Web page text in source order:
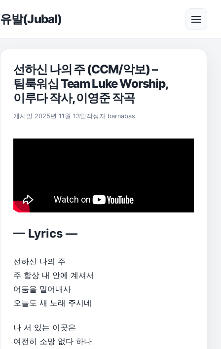
유발(Jubal) 메뉴
선하신 나의 주 (CCM/악보) –
팀룩워십 Team Luke Worship,
이루다 작사, 이영준 작곡
게시일 2025년 11월 13일 2025년 11월 17일
작성자 barnabas
— Lyrics —
선하신 나의 주
주 항상 내 안에 계셔서
어둠을 밀어내사
오늘도 새 노래 주시네
나 서 있는 이곳은
여전히 소망 없다 하나